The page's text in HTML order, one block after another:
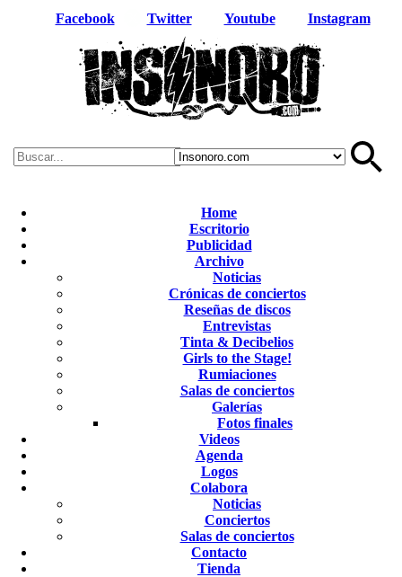
Facebook Twitter Youtube Instagram
Home
Escritorio
Publicidad
Archivo
Noticias
Crónicas de conciertos
Reseñas de discos
Entrevistas
Tinta & Decibelios
Girls to the Stage!
Rumiaciones
Salas de conciertos
Galerías
Fotos finales
Videos
Agenda
Logos
Colabora
Noticias
Conciertos
Salas de conciertos
Contacto
Tienda